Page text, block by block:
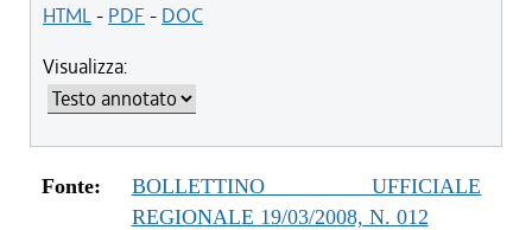
dal 03/09/2023 al 31/12/2023
dal 07/03/2023 al 31/03/2023
dal 01/03/2023 al 06/03/2023
dal 14/06/2022 al 28/02/2023
dal 01/04/2022 al 13/06/2022
dal 01/01/2022 al 31/03/2022
HTML- PDF - DOC
Visualizza:
Fonte:
BOLLETTINO UFFICIALE
REGIONALE 19/03/2008, N. 012